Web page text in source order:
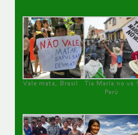
Vale mata, Brasil
Tía María no va !
Perú